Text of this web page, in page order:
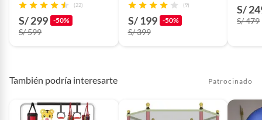
(22)
S/ 299 -50%
S/ 599
(9)
S/ 199 -50%
S/ 399
S/
S/ 479
También podría interesarte Patrocinado